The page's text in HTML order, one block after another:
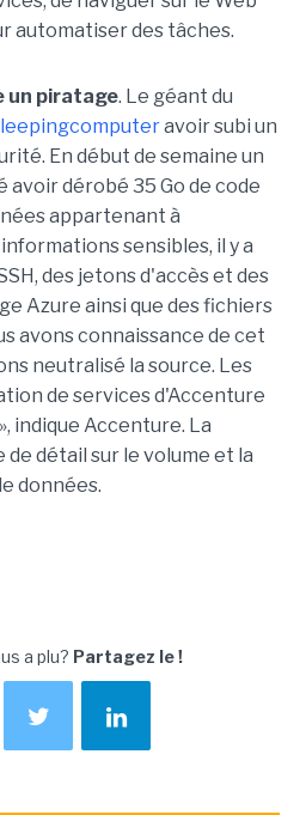
automatiser des tâches.
un piratage. Le géant du
avoir subi un
En début de semaine un
dérobé 35 Go de code
appartenant à
sensibles, il y a
des jetons d'accès et des
Azure ainsi que des fichiers
avons connaissance de cet
neutralisé la source. Les
de services d'Accenture
indique Accenture. La
de détail sur le volume et la
données.
a plu? Partagez le !